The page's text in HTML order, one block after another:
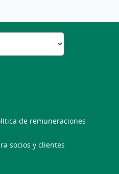
de remuneraciones
socios y clientes